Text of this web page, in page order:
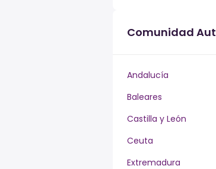
Comunidad
Andalucía
Baleares
Castilla y León
Ceuta
Extremadura